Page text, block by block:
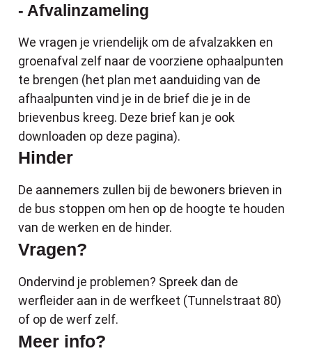
- Afvalinzameling
We vragen je vriendelijk om de afvalzakken en
groenafval zelf naar de voorziene ophaalpunten
te brengen (het plan met aanduiding van de
afhaalpunten vind je in de brief die je in de
brievenbus kreeg. Deze brief kan je ook
downloaden op deze pagina).
Hinder
De aannemers zullen bij de bewoners brieven in
de bus stoppen om hen op de hoogte te houden
van de werken en de hinder.
Vragen?
Ondervind je problemen? Spreek dan de
werfleider aan in de werfkeet (Tunnelstraat 80)
of op de werf zelf.
Meer info?